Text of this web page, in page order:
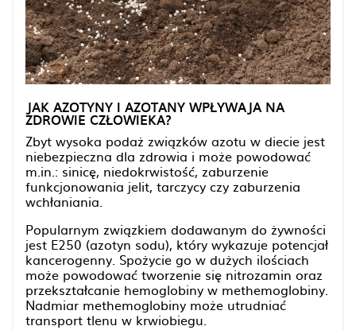
JAK AZOTYNY I AZOTANY WPŁYWAJA NA
ZDROWIE CZŁOWIEKA?
Zbyt wysoka podaż związków azotu w diecie jest
niebezpieczna dla zdrowia i może powodować
m.in.: sinicę, niedokrwistość, zaburzenie
funkcjonowania jelit, tarczycy czy zaburzenia
wchłaniania.
Popularnym związkiem dodawanym do żywności
jest E250 (azotyn sodu), który wykazuje potencjał
kancerogenny. Spożycie go w dużych ilościach
może powodować tworzenie się nitrozamin oraz
przekształcanie hemoglobiny w methemoglobiny.
Nadmiar methemoglobiny może utrudniać
transport tlenu w krwiobiegu.